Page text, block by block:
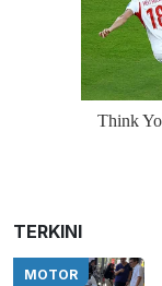
TERKINI
MOTOR